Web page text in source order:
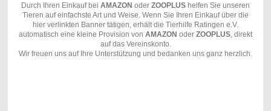
Durch Ihren Einkauf bei AMAZON oder ZOOPLUS helfen Sie unseren
Tieren auf einfachste Art und Weise. Wenn Sie Ihren Einkauf über die
hier verlinkten Banner tätigen, erhält die Tierhilfe Ratingen e.V.
automatisch eine kleine Provision von AMAZON oder ZOOPLUS , direkt
auf das Vereinskonto.
Wir freuen uns auf Ihre Unterstützung und bedanken uns ganz herzlich.